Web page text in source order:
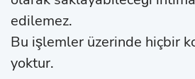
edilemez.
Bu işlemler üzerinde hiçbir
yoktur.